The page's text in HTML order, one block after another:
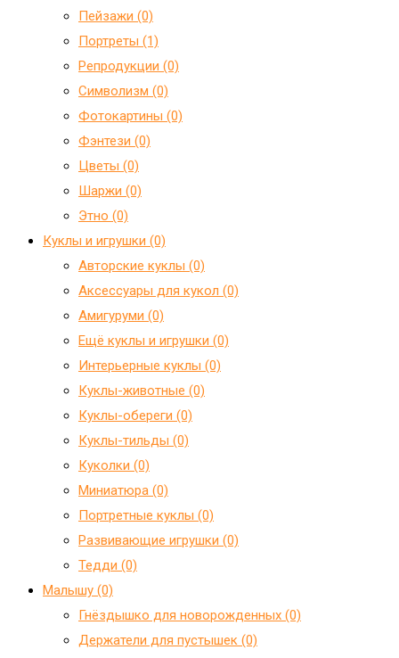
Пейзажи (0)
Портреты (1)
Репродукции (0)
Символизм (0)
Фотокартины (0)
Фэнтези (0)
Цветы (0)
Шаржи (0)
Этно (0)
Куклы и игрушки (0)
Авторские куклы (0)
Аксессуары для кукол (0)
Амигуруми (0)
Ещё куклы и игрушки (0)
Интерьерные куклы (0)
Куклы-животные (0)
Куклы-обереги (0)
Куклы-тильды (0)
Куколки (0)
Миниатюра (0)
Портретные куклы (0)
Развивающие игрушки (0)
Тедди (0)
Малышу (0)
Гнёздышко для новорожденных (0)
Держатели для пустышек (0)